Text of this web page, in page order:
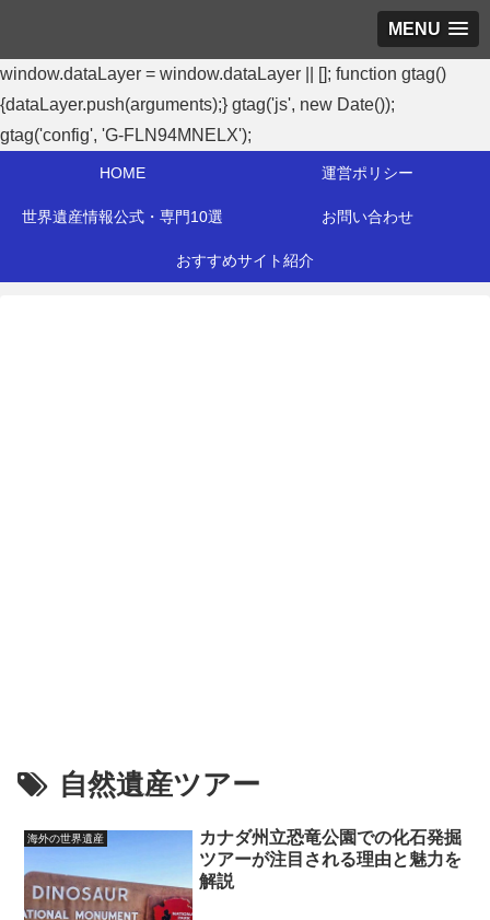
MENU
window.dataLayer = window.dataLayer || []; function gtag()
{dataLayer.push(arguments);} gtag('js', new Date());
gtag('config', 'G-FLN94MNELX');
HOME 運営ポリシー
世界遺産情報公式・専門10選 お問い合わせ
おすすめサイト紹介
自然遺産ツアー
海外の世界遺産
カナダ州立恐竜公園での化石発掘
ツアーが注目される理由と魅力を
解説